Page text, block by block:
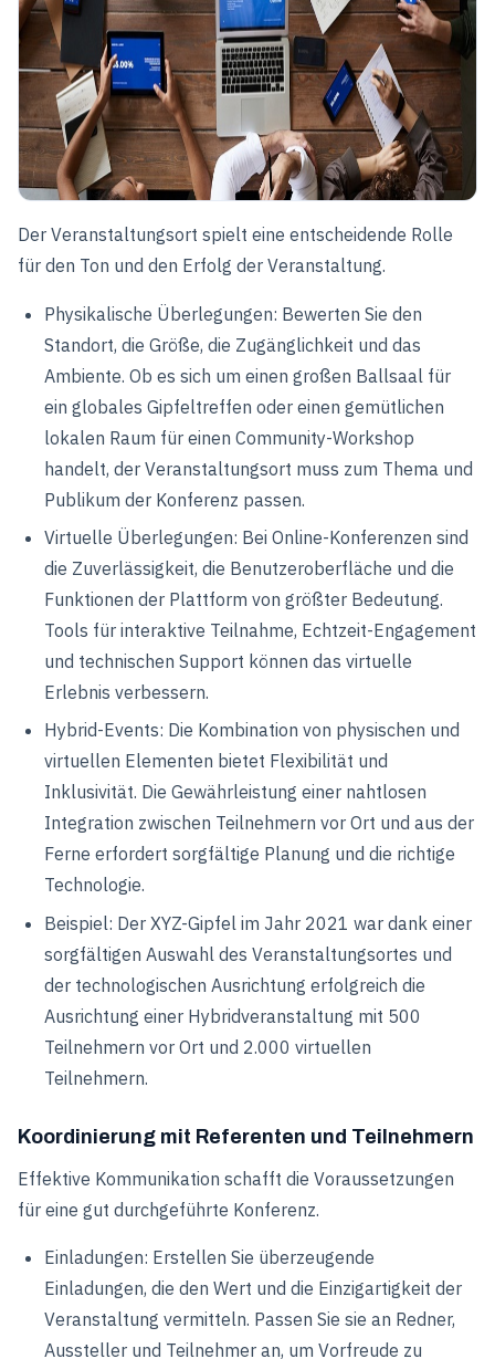
Der Veranstaltungsort spielt eine entscheidende Rolle
für den Ton und den Erfolg der Veranstaltung.
Physikalische Überlegungen: Bewerten Sie den
Standort, die Größe, die Zugänglichkeit und das
Ambiente. Ob es sich um einen großen Ballsaal für
ein globales Gipfeltreffen oder einen gemütlichen
lokalen Raum für einen Community-Workshop
handelt, der Veranstaltungsort muss zum Thema und
Publikum der Konferenz passen.
Virtuelle Überlegungen: Bei Online-Konferenzen sind
die Zuverlässigkeit, die Benutzeroberfläche und die
Funktionen der Plattform von größter Bedeutung.
Tools für interaktive Teilnahme, Echtzeit-Engagement
und technischen Support können das virtuelle
Erlebnis verbessern.
Hybrid-Events: Die Kombination von physischen und
virtuellen Elementen bietet Flexibilität und
Inklusivität. Die Gewährleistung einer nahtlosen
Integration zwischen Teilnehmern vor Ort und aus der
Ferne erfordert sorgfältige Planung und die richtige
Technologie.
Beispiel: Der XYZ-Gipfel im Jahr 2021 war dank einer
sorgfältigen Auswahl des Veranstaltungsortes und
der technologischen Ausrichtung erfolgreich die
Ausrichtung einer Hybridveranstaltung mit 500
Teilnehmern vor Ort und 2.000 virtuellen
Teilnehmern.
Koordinierung mit Referenten und Teilnehmern
Effektive Kommunikation schafft die Voraussetzungen
für eine gut durchgeführte Konferenz.
Einladungen: Erstellen Sie überzeugende
Einladungen, die den Wert und die Einzigartigkeit der
Veranstaltung vermitteln. Passen Sie sie an Redner,
Aussteller und Teilnehmer an, um Vorfreude zu